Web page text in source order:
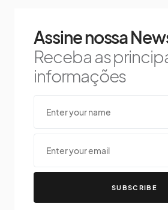
Assine nossa
Receba as
informações
SUBSCRIBE